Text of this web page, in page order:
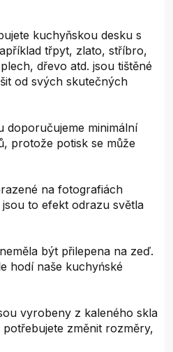
kuchyňskou desku s
třpyt, zlato, stříbro,
dřevo atd. jsou tištěné
od svých skutečných
doporučujeme minimální
protože potisk se může
na fotografiách
to efekt odrazu světla
být přilepena na zeď.
hodí naše kuchyńské
vyrobeny z kaleného skla
změnit rozměry,